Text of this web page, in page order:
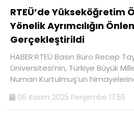
RTEÜ’de Yükseköğretim
Yönelik Ayrımcılığın
Gerçekleştirildi
HABER:RTEÜ Basın Büro Recep
Üniversitesi’nin, Türkiye Büyük
Numan Kurtulmuş’un
06 Kasım 2025 Perşembe 17:55